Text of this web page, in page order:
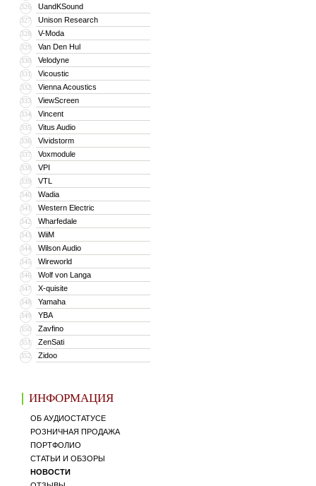
326 UandKSound
327 Unison Research
328 V-Moda
329 Van Den Hul
330 Velodyne
331 Vicoustic
332 Vienna Acoustics
333 ViewScreen
334 Vincent
335 Vitus Audio
336 Vividstorm
337 Voxmodule
338 VPI
339 VTL
340 Wadia
341 Western Electric
342 Wharfedale
343 WiiM
344 Wilson Audio
345 Wireworld
346 Wolf von Langa
347 X-quisite
348 Yamaha
349 YBA
350 Zavfino
351 ZenSati
352 Zidoo
ИНФОРМАЦИЯ
ОБ АУДИОСТАТУСЕ
РОЗНИЧНАЯ ПРОДАЖА
ПОРТФОЛИО
СТАТЬИ И ОБЗОРЫ
НОВОСТИ